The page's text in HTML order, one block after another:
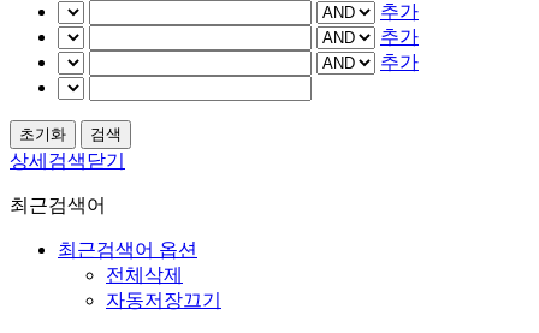
추가
추가
추가
상세검색닫기
최근검색어
최근검색어 옵션
전체삭제
자동저장끄기